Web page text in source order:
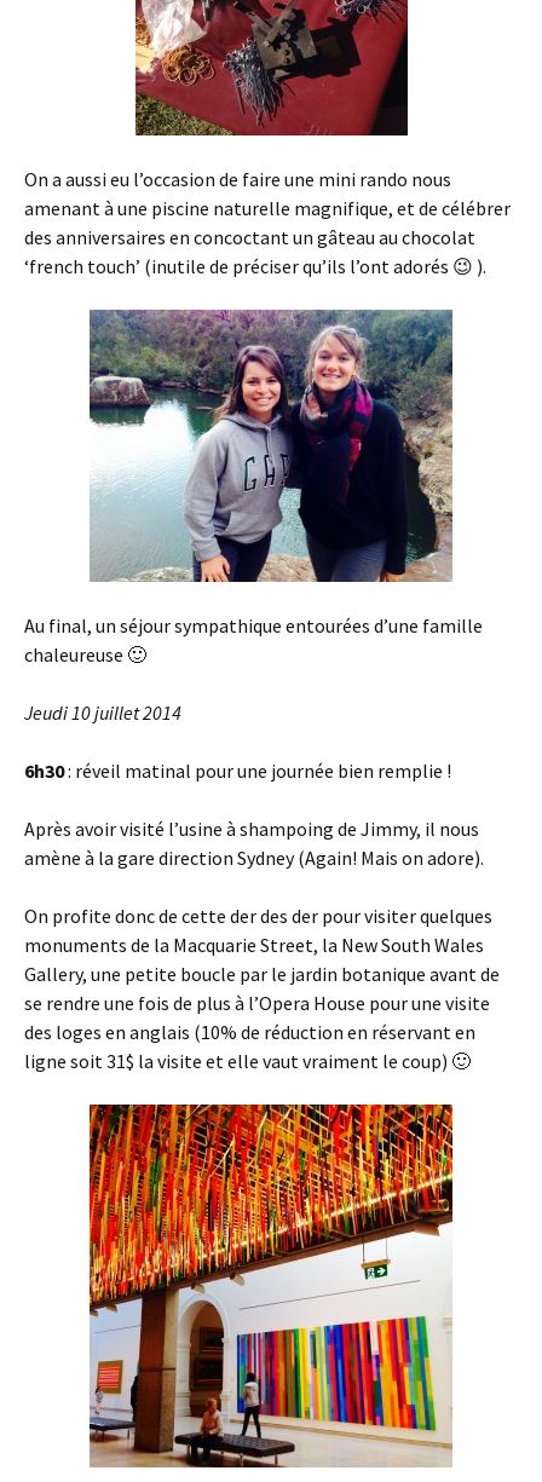
On a aussi eu l’occasion de faire une mini rando nous
amenant à une piscine naturelle magnifique, et de célébrer
des anniversaires en concoctant un gâteau au chocolat
‘french touch’ (inutile de préciser qu’ils l’ont adorés 😉 ).
Au final, un séjour sympathique entourées d’une famille
chaleureuse 🙂
Jeudi 10 juillet 2014
6h30: réveil matinal pour une journée bien remplie !
Après avoir visité l’usine à shampoing de Jimmy, il nous
amène à la gare direction Sydney (Again! Mais on adore).
On profite donc de cette der des der pour visiter quelques
monuments de la Macquarie Street, la New South Wales
Gallery, une petite boucle par le jardin botanique avant de
se rendre une fois de plus à l’Opera House pour une visite
des loges en anglais (10% de réduction en réservant en
ligne soit 31$ la visite et elle vaut vraiment le coup) 🙂